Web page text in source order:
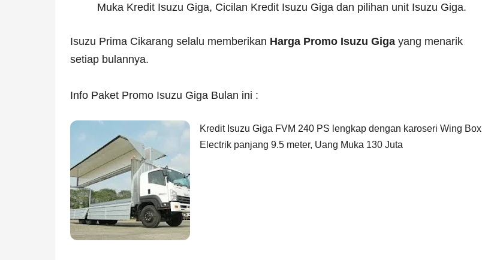
Muka Kredit Isuzu Giga, Cicilan Kredit Isuzu Giga dan pilihan unit Isuzu Giga.
Isuzu Prima Cikarang selalu memberikan Harga Promo Isuzu Giga yang menarik
setiap bulannya.
Info Paket Promo Isuzu Giga Bulan ini :
Kredit Isuzu Giga FVM 240 PS lengkap dengan karoseri Wing Box
Electrik panjang 9.5 meter, Uang Muka 130 Juta